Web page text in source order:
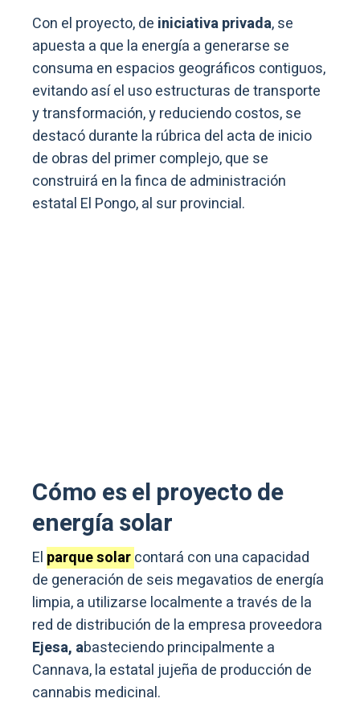
Con el proyecto, de iniciativa privada, se
apuesta a que la energía a generarse se
consuma en espacios geográficos contiguos,
evitando así el uso estructuras de transporte
y transformación, y reduciendo costos, se
destacó durante la rúbrica del acta de inicio
de obras del primer complejo, que se
construirá en la finca de administración
estatal El Pongo, al sur provincial.
Cómo es el proyecto de
energía solar
El parque solarcontará con una capacidad
de generación de seis megavatios de energía
limpia, a utilizarse localmente a través de la
red de distribución de la empresa proveedora
Ejesa, abasteciendo principalmente a
Cannava, la estatal jujeña de producción de
cannabis medicinal.